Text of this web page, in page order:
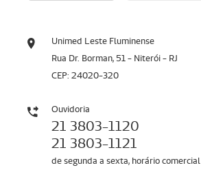
Unimed Leste Fluminense
Rua Dr. Borman, 51 - Niterói - RJ
CEP: 24020-320
Ouvidoria
21 3803-1120
21 3803-1121
de segunda a sexta, horário comercial